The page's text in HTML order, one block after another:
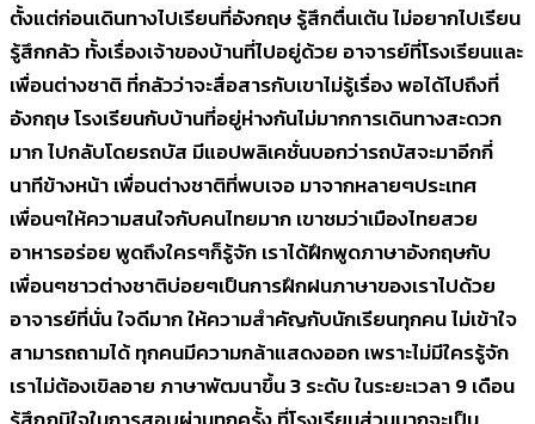
ตั้งแต่ก่อนเดินทางไปเรียนที่อังกฤษ รู้สึกตื่นเต้น ไม่อยากไปเรียน
รู้สึกกลัว ทั้งเรื่องเจ้าของบ้านที่ไปอยู่ด้วย อาจารย์ที่โรงเรียนและ
เพื่อนต่างชาติ ที่กลัวว่าจะสื่อสารกับเขาไม่รู้เรื่อง พอได้ไปถึงที่
อังกฤษ โรงเรียนกับบ้านที่อยู่ห่างกันไม่มากการเดินทางสะดวก
มาก ไปกลับโดยรถบัส มีแอปพลิเคชั่นบอกว่ารถบัสจะมาอีกกี่
นาทีข้างหน้า เพื่อนต่างชาติที่พบเจอ มาจากหลายๆประเทศ
เพื่อนๆให้ความสนใจกับคนไทยมาก เขาชมว่าเมืองไทยสวย
อาหารอร่อย พูดถึงใครๆก็รู้จัก เราได้ฝึกพูดภาษาอังกฤษกับ
เพื่อนๆชาวต่างชาติบ่อยๆเป็นการฝึกฝนภาษาของเราไปด้วย
อาจารย์ที่นั่น ใจดีมาก ให้ความสำคัญกับนักเรียนทุกคน ไม่เข้าใจ
สามารถถามได้ ทุกคนมีความกล้าแสดงออก เพราะไม่มีใครรู้จัก
เราไม่ต้องเขิลอาย ภาษาพัฒนาขึ้น 3 ระดับ ในระยะเวลา 9 เดือน